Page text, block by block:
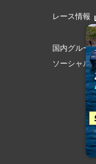
レース情報
国内グルー
ソーシャル